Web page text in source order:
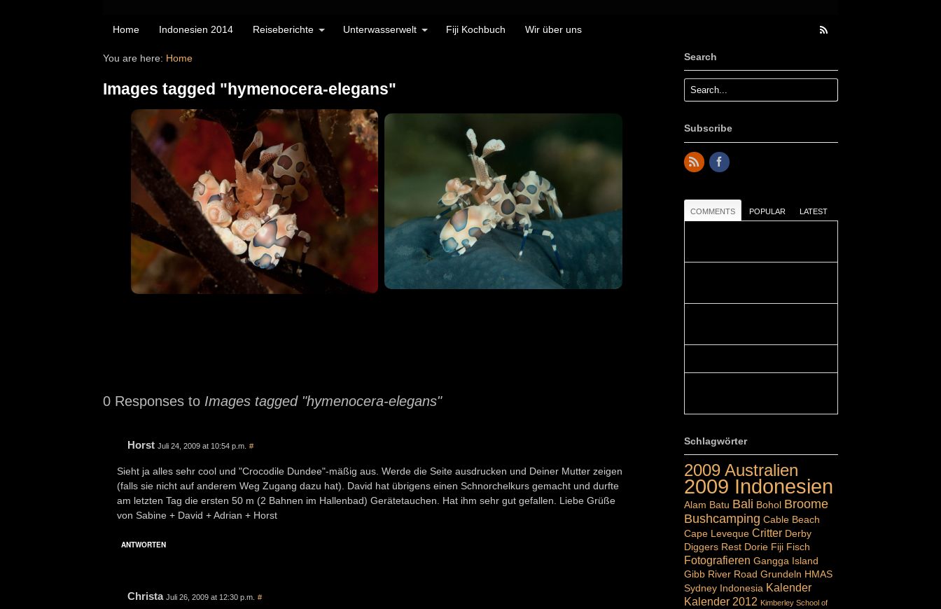
Home Indonesien 2014 Reiseberichte Unterwasserwelt Fiji Kochbuch Wir über uns
You are here: Home
Images tagged "hymenocera-elegans"
0 Responses to Images tagged "hymenocera-elegans"
Horst Juli 24, 2009 at 10:54 p.m. #
Sieht ja alles sehr cool und "Crocodile Dundee"-mäßig aus. Werde die Seite ausdrucken und Deiner Mutter zeigen
(falls sie nicht auf anderem Weg Zugang dazu hat). David hat übrigens einen Schnorchelkurs gemacht und durfte
am letzten Tag die ersten 50 m (2 Bahnen im Hallenbad) Gerätetauchen. Hat ihm sehr gut gefallen. Liebe Grüße
von Sabine + David + Adrian + Horst
ANTWORTEN
Christa Juli 26, 2009 at 12:30 p.m. #
Search
Subscribe
COMMENTS POPULAR LATEST
Schlagwörter
2009 Australien
2009 Indonesien
Alam Batu Bali Bohol Broome
Bushcamping Cable Beach
Cape Leveque Critter Derby
Diggers Rest Dorie Fiji Fisch
Fotografieren Gangga Island
Gibb River Road Grundeln HMAS
Sydney Indonesia Kalender
Kalender 2012 Kimberley School of